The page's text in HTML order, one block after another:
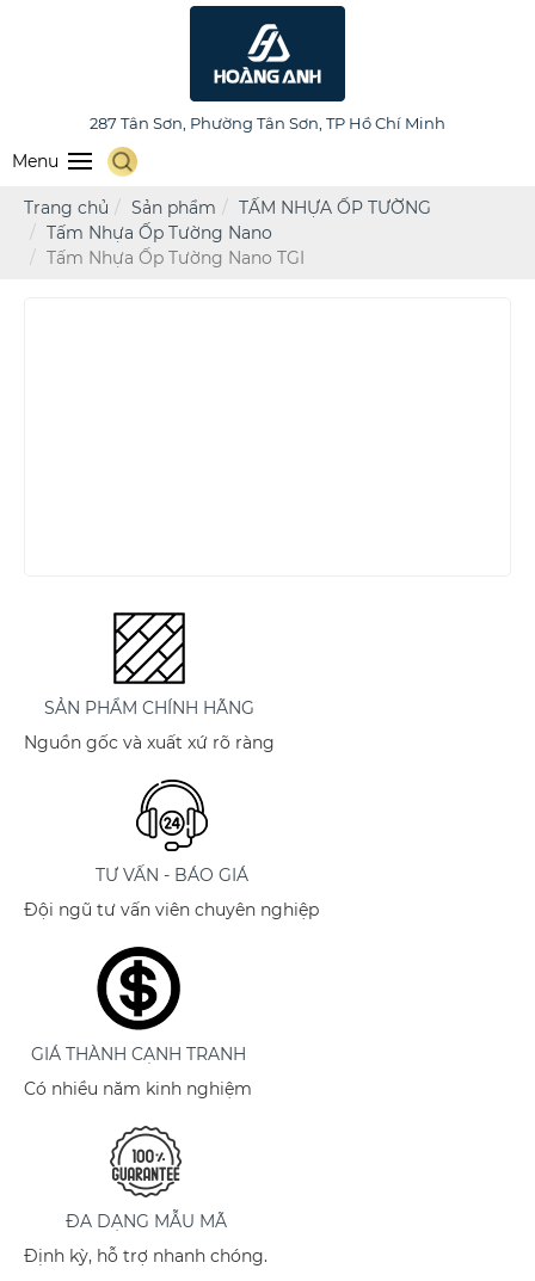
HOÀNG ANH FURNITURE
287 Tân Sơn, Phường Tân Sơn, TP Hồ Chí Minh
Menu
Trang chủ Sản phẩm
TẤM NHỰA ỐP TƯỜNG
Tấm Nhựa Ốp Tường Nano
Tấm Nhựa Ốp Tường Nano TGI
SẢN PHẨM CHÍNH HÃNG
Nguồn gốc và xuất xứ rõ ràng
TƯ VẤN - BÁO GIÁ
Đội ngũ tư vấn viên chuyên nghiệp
GIÁ THÀNH CẠNH TRANH
Có nhiều năm kinh nghiệm
ĐA DẠNG MẪU MÃ
Định kỳ, hỗ trợ nhanh chóng.